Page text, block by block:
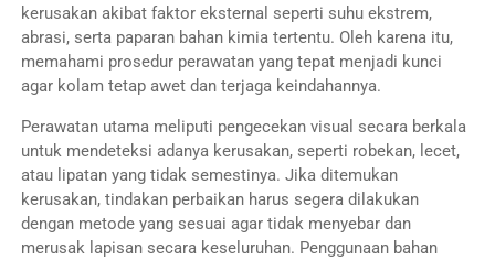
kerusakan akibat faktor eksternal seperti suhu ekstrem,
abrasi, serta paparan bahan kimia tertentu. Oleh karena itu,
memahami prosedur perawatan yang tepat menjadi kunci
agar kolam tetap awet dan terjaga keindahannya.
Perawatan utama meliputi pengecekan visual secara berkala
untuk mendeteksi adanya kerusakan, seperti robekan, lecet,
atau lipatan yang tidak semestinya. Jika ditemukan
kerusakan, tindakan perbaikan harus segera dilakukan
dengan metode yang sesuai agar tidak menyebar dan
merusak lapisan secara keseluruhan. Penggunaan bahan